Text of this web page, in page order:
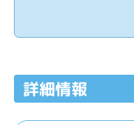
詳細情報